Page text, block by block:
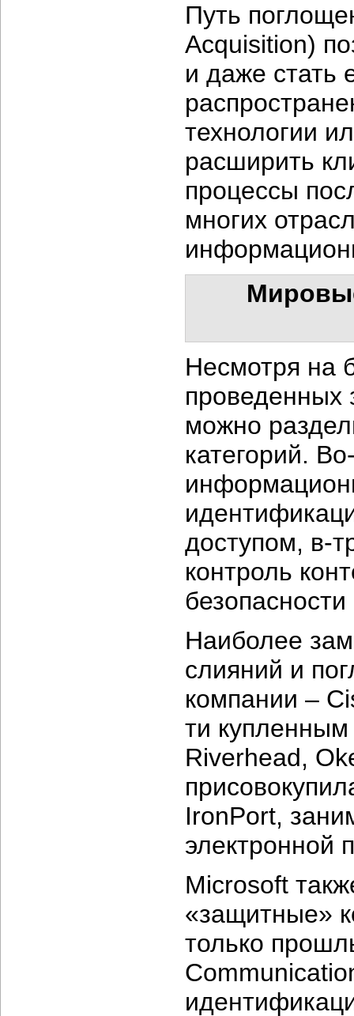
Путь
Acquisition)
и даже стать
технологии
расширить
процессы
многих
Несмотря на
проведенных
можно
категорий.
доступом, в-
контроль
Наиболее
слияний и
компании –
ти
Riverhead,
IronPort,
электронной
Microsoft
«защитные»
только